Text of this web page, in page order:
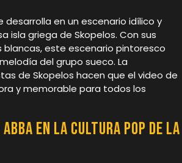
desarrolla en un escenario idílico y
griega de Skopelos. Con sus
este escenario pintoresco
del grupo sueco. La
de Skopelos hacen que el video de
y memorable para todos los
en la cultura pop de la